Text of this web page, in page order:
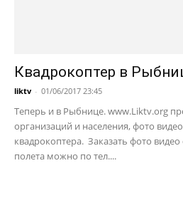
Квадрокоптер в
liktv - 01/06/2017 23:45
Теперь и в Рыбнице. www.Liktv.org
организаций и населения, фото
квадрокоптера. Заказать фото
полета можно по тел....